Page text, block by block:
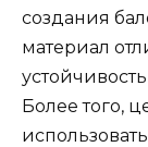
создания
материал
Более того,